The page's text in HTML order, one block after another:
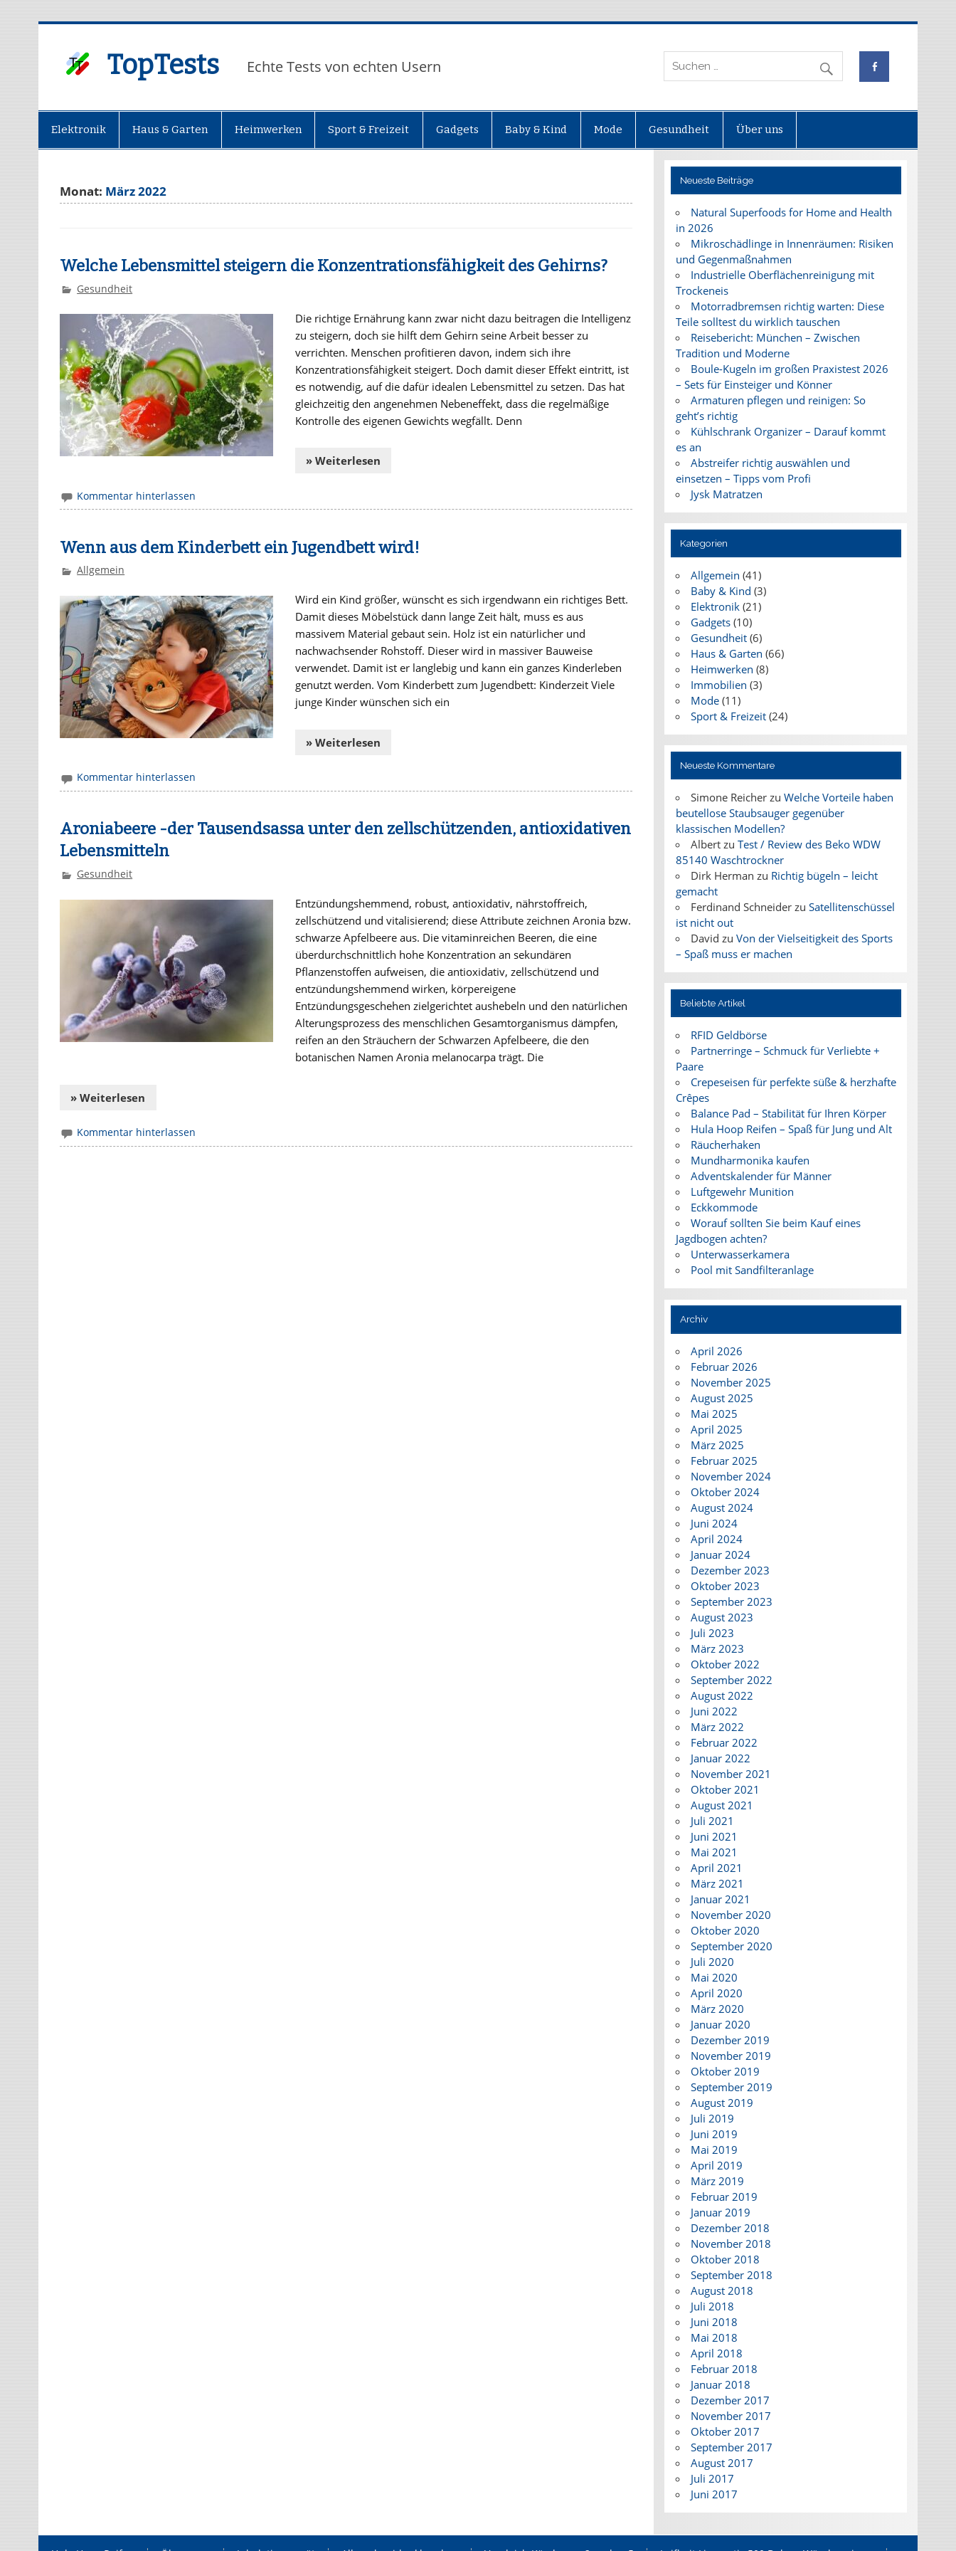
TopTests Echte Tests von echten Usern
Elektronik Haus & Garten Heimwerken Sport & Freizeit Gadgets Baby & Kind Mode Gesundheit Über uns
Monat: März 2022
Welche Lebensmittel steigern die Konzentrationsfähigkeit des Gehirns?
Gesundheit
Die richtige Ernährung kann zwar nicht dazu beitragen die Intelligenz
zu steigern, doch sie hilft dem Gehirn seine Arbeit besser zu
verrichten. Menschen profitieren davon, indem sich ihre
Konzentrationsfähigkeit steigert. Doch damit dieser Effekt eintritt, ist
es notwendig, auf die dafür idealen Lebensmittel zu setzen. Das hat
gleichzeitig den angenehmen Nebeneffekt, dass die regelmäßige
Kontrolle des eigenen Gewichts wegfällt. Denn
» Weiterlesen
Kommentar hinterlassen
Wenn aus dem Kinderbett ein Jugendbett wird!
Allgemein
Wird ein Kind größer, wünscht es sich irgendwann ein richtiges Bett.
Damit dieses Möbelstück dann lange Zeit hält, muss es aus
massivem Material gebaut sein. Holz ist ein natürlicher und
nachwachsender Rohstoff. Dieser wird in massiver Bauweise
verwendet. Damit ist er langlebig und kann ein ganzes Kinderleben
genutzt werden. Vom Kinderbett zum Jugendbett: Kinderzeit Viele
junge Kinder wünschen sich ein
» Weiterlesen
Kommentar hinterlassen
Aroniabeere -der Tausendsassa unter den zellschützenden, antioxidativen
Lebensmitteln
Gesundheit
Entzündungshemmend, robust, antioxidativ, nährstoffreich,
zellschützend und vitalisierend; diese Attribute zeichnen Aronia bzw.
schwarze Apfelbeere aus. Die vitaminreichen Beeren, die eine
überdurchschnittlich hohe Konzentration an sekundären
Pflanzenstoffen aufweisen, die antioxidativ, zellschützend und
entzündungshemmend wirken, körpereigene
Entzündungsgeschehen zielgerichtet aushebeln und den natürlichen
Alterungsprozess des menschlichen Gesamtorganismus dämpfen,
reifen an den Sträuchern der Schwarzen Apfelbeere, die den
botanischen Namen Aronia melanocarpa trägt. Die
» Weiterlesen
Kommentar hinterlassen
Neueste Beiträge
Natural Superfoods for Home and Health
in 2026
Mikroschädlinge in Innenräumen: Risiken
und Gegenmaßnahmen
Industrielle Oberflächenreinigung mit
Trockeneis
Motorradbremsen richtig warten: Diese
Teile solltest du wirklich tauschen
Reisebericht: München – Zwischen
Tradition und Moderne
Boule-Kugeln im großen Praxistest 2026
– Sets für Einsteiger und Könner
Armaturen pflegen und reinigen: So
geht’s richtig
Kühlschrank Organizer – Darauf kommt
es an
Abstreifer richtig auswählen und
einsetzen – Tipps vom Profi
Jysk Matratzen
Kategorien
Allgemein (41)
Baby & Kind (3)
Elektronik(21)
Gadgets(10)
Gesundheit(6)
Haus & Garten (66)
Heimwerken (8)
Immobilien (3)
Mode(11)
Sport & Freizeit(24)
Neueste Kommentare
Simone Reicherzu Welche Vorteile haben
beutellose Staubsauger gegenüber
klassischen Modellen?
Albertzu Test / Review des Beko WDW
85140 Waschtrockner
Dirk Herman zu Richtig bügeln – leicht
gemacht
Ferdinand Schneiderzu Satellitenschüssel
ist nicht out
David zu Von der Vielseitigkeit des Sports
– Spaß muss er machen
Beliebte Artikel
RFID Geldbörse
Partnerringe – Schmuck für Verliebte +
Paare
Crepeseisen für perfekte süße & herzhafte
Crêpes
Balance Pad – Stabilität für Ihren Körper
Hula Hoop Reifen – Spaß für Jung und Alt
Räucherhaken
Mundharmonika kaufen
Adventskalender für Männer
Luftgewehr Munition
Eckkommode
Worauf sollten Sie beim Kauf eines
Jagdbogen achten?
Unterwasserkamera
Pool mit Sandfilteranlage
Archiv
April 2026
Februar 2026
November 2025
August 2025
Mai 2025
April 2025
März 2025
Februar 2025
November 2024
Oktober 2024
August 2024
Juni 2024
April 2024
Januar 2024
Dezember 2023
Oktober 2023
September 2023
August 2023
Juli 2023
März 2023
Oktober 2022
September 2022
August 2022
Juni 2022
März 2022
Februar 2022
Januar 2022
November 2021
Oktober 2021
August 2021
Juli 2021
Juni 2021
Mai 2021
April 2021
März 2021
Januar 2021
November 2020
Oktober 2020
September 2020
Juli 2020
Mai 2020
April 2020
März 2020
Januar 2020
Dezember 2019
November 2019
Oktober 2019
September 2019
August 2019
Juli 2019
Juni 2019
Mai 2019
April 2019
März 2019
Februar 2019
Januar 2019
Dezember 2018
November 2018
Oktober 2018
September 2018
August 2018
Juli 2018
Juni 2018
Mai 2018
April 2018
Februar 2018
Januar 2018
Dezember 2017
November 2017
Oktober 2017
September 2017
August 2017
Juli 2017
Juni 2017